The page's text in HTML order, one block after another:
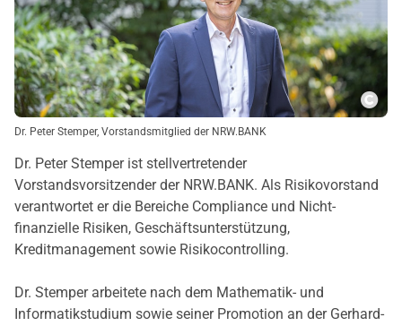
Dr. Peter Stemper, Vorstandsmitglied der NRW.BANK
Dr. Peter Stemper ist stellvertretender
Vorstandsvorsitzender der NRW.BANK. Als Risikovorstand
verantwortet er die Bereiche Compliance und Nicht-
finanzielle Risiken, Geschäftsunterstützung,
Kreditmanagement sowie Risikocontrolling.
Dr. Stemper arbeitete nach dem Mathematik- und
Informatikstudium sowie seiner Promotion an der Gerhard-